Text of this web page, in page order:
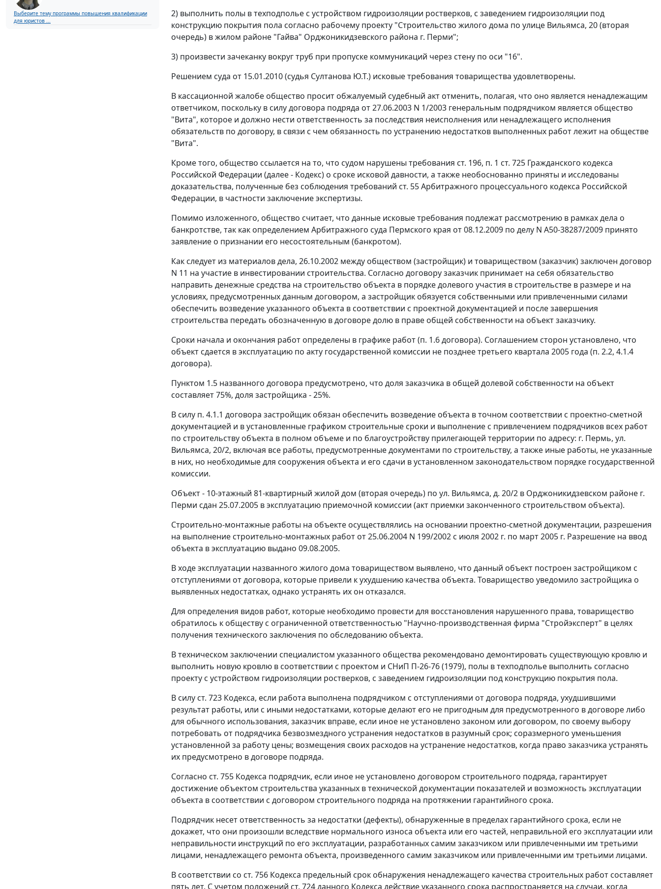
Выберите тему программы повышения квалификации
для юристов ...
2) выполнить полы в техподполье с устройством гидроизоляции ростверков, с заведением гидроизоляции под
конструкцию покрытия пола согласно рабочему проекту "Строительство жилого дома по улице Вильямса, 20 (вторая
очередь) в жилом районе "Гайва" Орджоникидзевского района г. Перми";
3) произвести зачеканку вокруг труб при пропуске коммуникаций через стену по оси "16".
Решением суда от 15.01.2010 (судья Султанова Ю.Т.) исковые требования товарищества удовлетворены.
В кассационной жалобе общество просит обжалуемый судебный акт отменить, полагая, что оно является ненадлежащим
ответчиком, поскольку в силу договора подряда от 27.06.2003 N 1/2003 генеральным подрядчиком является общество
"Вита", которое и должно нести ответственность за последствия неисполнения или ненадлежащего исполнения
обязательств по договору, в связи с чем обязанность по устранению недостатков выполненных работ лежит на обществе
"Вита".
Кроме того, общество ссылается на то, что судом нарушены требования ст. 196, п. 1 ст. 725 Гражданского кодекса
Российской Федерации (далее - Кодекс) о сроке исковой давности, а также необоснованно приняты и исследованы
доказательства, полученные без соблюдения требований ст. 55Арбитражного процессуального кодекса Российской
Федерации, в частности заключение экспертизы.
Помимо изложенного, общество считает, что данные исковые требования подлежат рассмотрению в рамках дела о
банкротстве, так как определением Арбитражного суда Пермского края от 08.12.2009 по делу N А50-38287/2009 принято
заявление о признании его несостоятельным (банкротом).
Как следует из материалов дела, 26.10.2002 между обществом (застройщик) и товариществом (заказчик) заключен договор
N 11 на участие в инвестировании строительства. Согласно договору заказчик принимает на себя обязательство
направить денежные средства на строительство объекта в порядке долевого участия в строительстве в размере и на
условиях, предусмотренных данным договором, а застройщик обязуется собственными или привлеченными силами
обеспечить возведение указанного объекта в соответствии с проектной документацией и после завершения
строительства передать обозначенную в договоре долю в праве общей собственности на объект заказчику.
Сроки начала и окончания работ определены в графике работ (п. 1.6 договора). Соглашением сторон установлено, что
объект сдается в эксплуатацию по акту государственной комиссии не позднее третьего квартала 2005 года (п. 2.2, 4.1.4
договора).
Пунктом 1.5 названного договора предусмотрено, что доля заказчика в общей долевой собственности на объект
составляет 75%, доля застройщика - 25%.
В силу п. 4.1.1 договора застройщик обязан обеспечить возведение объекта в точном соответствии с проектно-сметной
документацией и в установленные графиком строительные сроки и выполнение с привлечением подрядчиков всех работ
по строительству объекта в полном объеме и по благоустройству прилегающей территории по адресу: г. Пермь, ул.
Вильямса, 20/2, включая все работы, предусмотренные документами по строительству, а также иные работы, не указанные
в них, но необходимые для сооружения объекта и его сдачи в установленном законодательством порядке государственной
комиссии.
Объект - 10-этажный 81-квартирный жилой дом (вторая очередь) по ул. Вильямса, д. 20/2 в Орджоникидзевском районе г.
Перми сдан 25.07.2005 в эксплуатацию приемочной комиссии (акт приемки законченного строительством объекта).
Строительно-монтажные работы на объекте осуществлялись на основании проектно-сметной документации, разрешения
на выполнение строительно-монтажных работ от 25.06.2004 N 199/2002 с июля 2002 г. по март 2005 г. Разрешение на ввод
объекта в эксплуатацию выдано 09.08.2005.
В ходе эксплуатации названного жилого дома товариществом выявлено, что данный объект построен застройщиком с
отступлениями от договора, которые привели к ухудшению качества объекта. Товарищество уведомило застройщика о
выявленных недостатках, однако устранять их он отказался.
Для определения видов работ, которые необходимо провести для восстановления нарушенного права, товарищество
обратилось к обществу с ограниченной ответственностью "Научно-производственная фирма "Стройэксперт" в целях
получения технического заключения по обследованию объекта.
В техническом заключении специалистом указанного общества рекомендовано демонтировать существующую кровлю и
выполнить новую кровлю в соответствии с проектом и СНиП П-26-76 (1979), полы в техподполье выполнить согласно
проекту с устройством гидроизоляции ростверков, с заведением гидроизоляции под конструкцию покрытия пола.
В силу ст. 723 Кодекса, если работа выполнена подрядчиком с отступлениями от договора подряда, ухудшившими
результат работы, или с иными недостатками, которые делают его не пригодным для предусмотренного в договоре либо
для обычного использования, заказчик вправе, если иное не установлено законом или договором, по своему выбору
потребовать от подрядчика безвозмездного устранения недостатков в разумный срок; соразмерного уменьшения
установленной за работу цены; возмещения своих расходов на устранение недостатков, когда право заказчика устранять
их предусмотрено в договоре подряда.
Согласно ст. 755 Кодекса подрядчик, если иное не установлено договором строительного подряда, гарантирует
достижение объектом строительства указанных в технической документации показателей и возможность эксплуатации
объекта в соответствии с договором строительного подряда на протяжении гарантийного срока.
Подрядчик несет ответственность за недостатки (дефекты), обнаруженные в пределах гарантийного срока, если не
докажет, что они произошли вследствие нормального износа объекта или его частей, неправильной его эксплуатации или
неправильности инструкций по его эксплуатации, разработанных самим заказчиком или привлеченными им третьими
лицами, ненадлежащего ремонта объекта, произведенного самим заказчиком или привлеченными им третьими лицами.
В соответствии со ст. 756 Кодекса предельный срок обнаружения ненадлежащего качества строительных работ составляет
пять лет. С учетом положений ст. 724данного Кодекса действие указанного срока распространяется на случаи, когда